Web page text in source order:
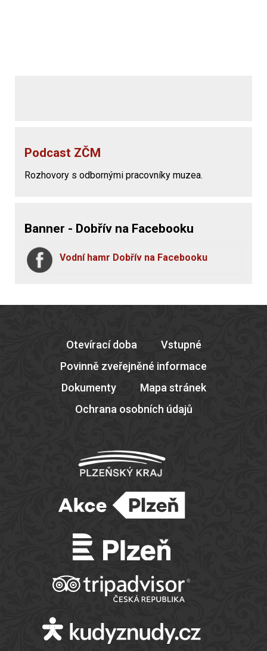
Podcast ZČM
Rozhovory s odbornými pracovníky muzea.
Banner - Dobřív na Facebooku
Vodní hamr Dobřív na Facebooku
Otevírací doba
Vstupné
Povinně zveřejněné informace
Dokumenty
Mapa stránek
Ochrana osobních údajů